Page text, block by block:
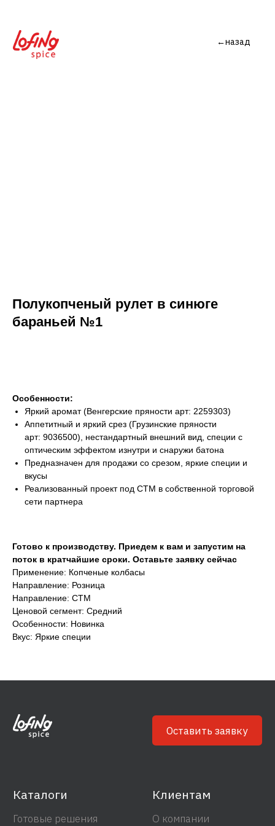
Полукопченый рулет в синюге
бараньей №1
Особенности:
Яркий аромат (Венгерские пряности арт: 2259303)
Аппетитный и яркий срез (Грузинские пряности
арт: 9036500), нестандартный внешний вид, специи с
оптическим эффектом изнутри и снаружи батона
Предназначен для продажи со срезом, яркие специи и
вкусы
Реализованный проект под СТМ в собственной торговой
сети партнера
Готово к производству. Приедем к вам и запустим на
поток в кратчайшие сроки. Оставьте заявку сейчас
Применение: Копченые колбасы
Направление: Розница
Направление: СТМ
Ценовой сегмент: Средний
Особенности: Новинка
Вкус: Яркие специи
Согласие на обработку персональных данных
Политика обработки персональных данных
Каталоги
Готовые решения
Ингредиенты
Клиентам
Связаться